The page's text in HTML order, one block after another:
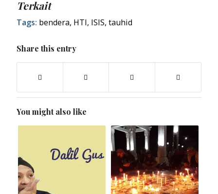
Terkait
Tags: bendera, HTI, ISIS, tauhid
Share this entry
You might also like